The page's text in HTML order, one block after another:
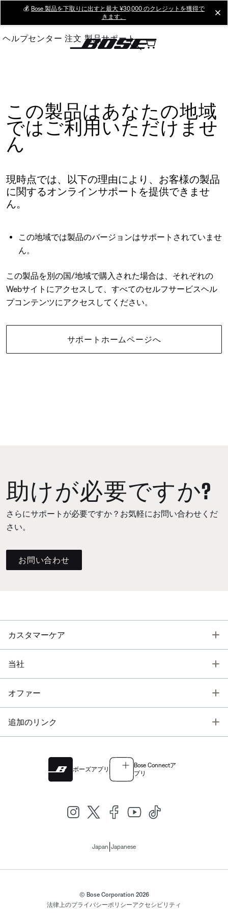
Main
💰 Bose 製品を下取りに出すと最大 ¥30,000 のクレジットを獲得で
きます。
ヘルプセンター 注文 製品サポート
この製品はあなたの地域
ではご利用いただけませ
ん
現時点では、以下の理由により、お客様の製品
に関するオンラインサポートを提供できませ
ん。
この地域では製品のバージョンはサポートされていませ
ん。
この製品を別の国/地域で購入された場合は、それぞれの
Webサイトにアクセスして、すべてのセルフサービスヘル
プコンテンツにアクセスしてください。
サポートホームページへ
助けが必要ですか?
さらにサポートが必要ですか？お気軽にお問い合わせくだ
さい。
お問い合わせ
カスタマーケア
当社
オファー
追加のリンク
ボーズアプリ
Bose Connectア
プリ
Japan Japanese
© Bose Corporation 2026
法律上のプライバシーポリシーアクセシビリティ